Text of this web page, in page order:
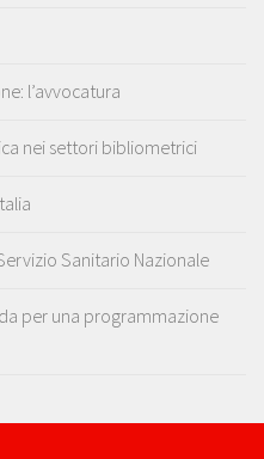
l’avvocatura
nei settori bibliometrici
Sanitario Nazionale
per una programmazione